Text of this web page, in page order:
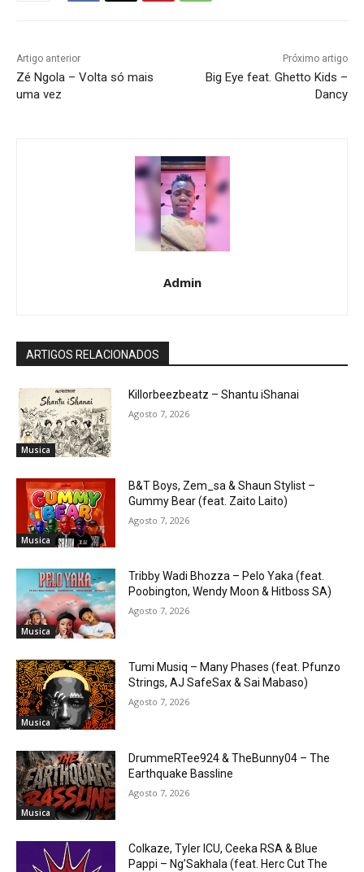
Artigo anterior
Zé Ngola – Volta só mais
uma vez
Próximo artigo
Big Eye feat. Ghetto Kids –
Dancy
Admin
ARTIGOS RELACIONADOS
Musica
Killorbeezbeatz – Shantu iShanai
Agosto 7, 2026
Musica
B&T Boys, Zem_sa & Shaun Stylist –
Gummy Bear (feat. Zaito Laito)
Agosto 7, 2026
Musica
Tribby Wadi Bhozza – Pelo Yaka (feat.
Poobington, Wendy Moon & Hitboss SA)
Agosto 7, 2026
Musica
Tumi Musiq – Many Phases (feat. Pfunzo
Strings, AJ SafeSax & Sai Mabaso)
Agosto 7, 2026
Musica
DrummeRTee924 & TheBunny04 – The
Earthquake Bassline
Agosto 7, 2026
Colkaze, Tyler ICU, Ceeka RSA & Blue
Pappi – Ng’Sakhala (feat. Herc Cut The